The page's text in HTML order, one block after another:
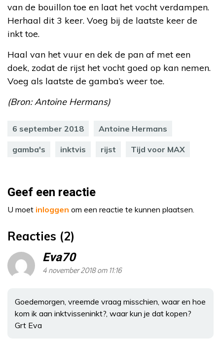
van de bouillon toe en laat het vocht verdampen.
Herhaal dit 3 keer. Voeg bij de laatste keer de
inkt toe.
Haal van het vuur en dek de pan af met een
doek, zodat de rijst het vocht goed op kan nemen.
Voeg als laatste de gamba’s weer toe.
(Bron: Antoine Hermans)
6 september 2018 Antoine Hermans
gamba's inktvis rijst Tijd voor MAX
Geef een reactie
U moet inloggen om een reactie te kunnen plaatsen.
Reacties (2)
Eva70
4 november 2018 om 11:16
Goedemorgen, vreemde vraag misschien, waar en hoe
kom ik aan inktvisseninkt?, waar kun je dat kopen?
Grt Eva